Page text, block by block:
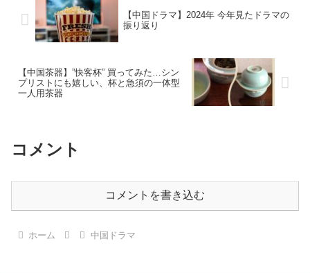
【中国ドラマ】2024年 今年見たドラマの
振り返り
【中国茶器】”快客杯” 買ってみた…シン
プリストにも嬉しい、杯と急須の一体型
一人用茶器
コメント
コメントを書き込む
ホーム 中国ドラマ